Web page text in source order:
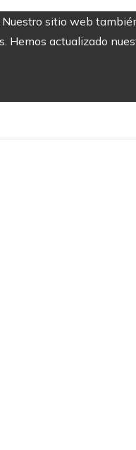
sitio web
Hemos actualizado